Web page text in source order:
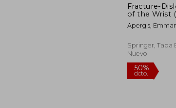
50%
dcto.
Fracture-
of the Wrist
Apergis,
Springer, Tapa
Nuevo